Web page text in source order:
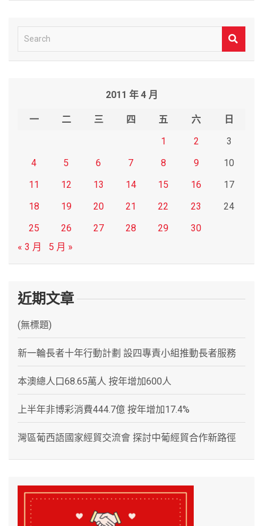
e
2011 年 4 月
一 二 三 四 五 六
日
1
2
3
4
5 6 7 8 9
10
11
12 13 14 15 16
17
18
19 20 21 22 23
24
25
26 27 28 29
30
« 3 月
5 月 »
近期文章
(無標題)
新一輪長者十年行動計劃 設四專責小組推動長者服務
本澳總人口68.65萬人 按年增加600人
上半年非博彩消費444.7億 按年增加17.4%
灣區葡西語國家經貿交流會 探討中葡經貿合作新路徑